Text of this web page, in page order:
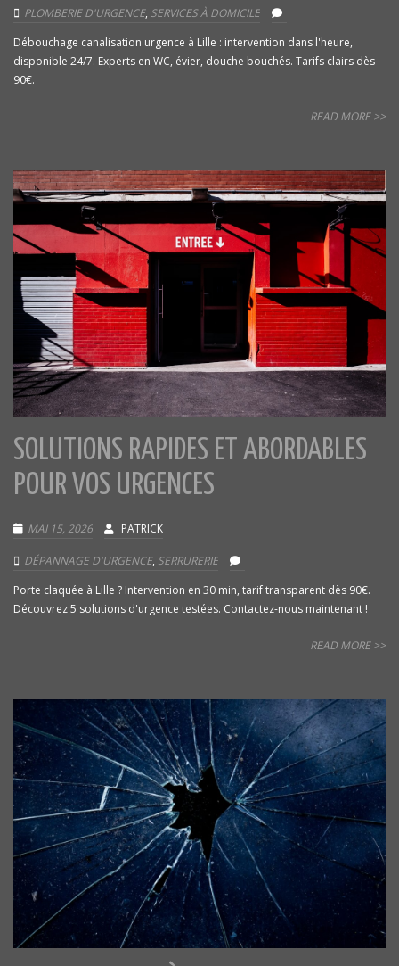
PLOMBERIE D'URGENCE, SERVICES À DOMICILE
Débouchage canalisation urgence à Lille : intervention dans l'heure,
disponible 24/7. Experts en WC, évier, douche bouchés. Tarifs clairs dès
90€.
READ MORE >>
SOLUTIONS RAPIDES ET ABORDABLES
POUR VOS URGENCES
MAI 15, 2026 PATRICK
DÉPANNAGE D'URGENCE, SERRURERIE
Porte claquée à Lille ? Intervention en 30 min, tarif transparent dès 90€.
Découvrez 5 solutions d'urgence testées. Contactez-nous maintenant !
READ MORE >>